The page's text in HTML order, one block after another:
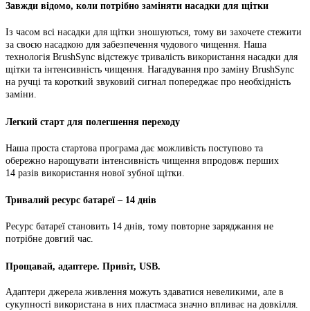
Завжди відомо, коли потрібно заміняти насадки для щітки
Із часом всі насадки для щітки зношуються, тому ви захочете стежити
за своєю насадкою для забезпечення чудового чищення. Наша
технологія BrushSync відстежує тривалість використання насадки для
щітки та інтенсивність чищення. Нагадування про заміну BrushSync
на ручці та короткий звуковий сигнал попереджає про необхідність
заміни.
Легкий старт для полегшення переходу
Наша проста стартова програма дає можливість поступово та
обережно нарощувати інтенсивність чищення впродовж перших
14 разів використання нової зубної щітки.
Тривалий ресурс батареї – 14 днів
Ресурс батареї становить 14 днів, тому повторне заряджання не
потрібне довгий час.
Прощавай, адаптере. Привіт, USB.
Адаптери джерела живлення можуть здаватися невеликими, але в
сукупності використана в них пластмаса значно впливає на довкілля.